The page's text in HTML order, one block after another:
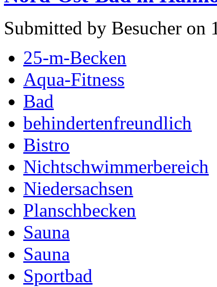
Submitted by Besucher on
25-m-Becken
Aqua-Fitness
Bad
behindertenfreundlich
Bistro
Nichtschwimmerbereich
Niedersachsen
Planschbecken
Sauna
Sauna
Sportbad